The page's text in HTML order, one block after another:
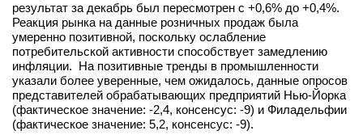
Вход
результат за декабрь был пересмотрен с +0,6% до +0,4%.
Реакция рынка на данные розничных продаж была
умеренно позитивной, поскольку ослабление
потребительской активности способствует замедлению
инфляции. На позитивные тренды в промышленности
указали более уверенные, чем ожидалось, данные опросов
представителей обрабатывающих предприятий Нью-Йорка
(фактическое значение: -2,4, консенсус: -9) и Филадельфии
(фактическое значение: 5,2, консенсус: -9).